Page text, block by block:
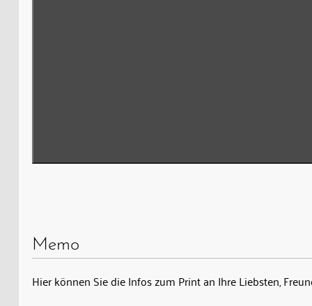
Memo
Hier können Sie die Infos zum Print an Ihre Liebsten,